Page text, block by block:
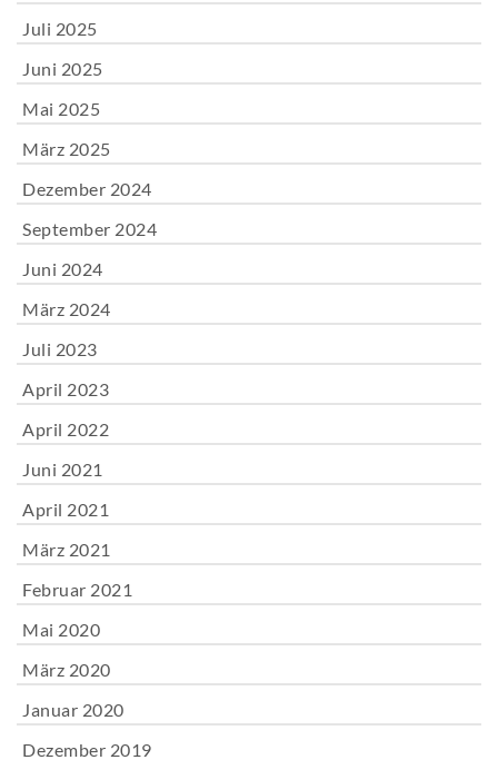
Juli 2025
Juni 2025
Mai 2025
März 2025
Dezember 2024
September 2024
Juni 2024
März 2024
Juli 2023
April 2023
April 2022
Juni 2021
April 2021
März 2021
Februar 2021
Mai 2020
März 2020
Januar 2020
Dezember 2019